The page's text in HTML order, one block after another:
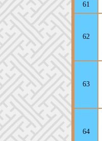
61
62
63
64